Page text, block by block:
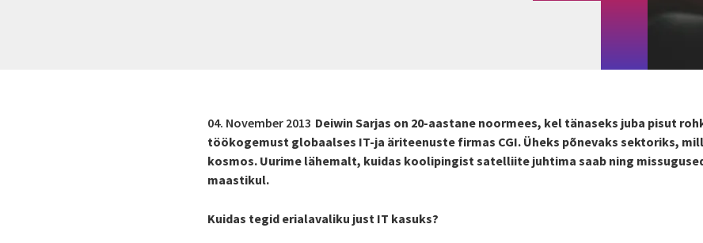
04. November 2013 Deiwin Sarjas on 20-aastane noormees, kel tänaseks juba pisut
töökogemust globaalses IT-ja äriteenuste firmas CGI. Üheks põnevaks sektoriks,
kosmos. Uurime lähemalt, kuidas koolipingist satelliite juhtima saab ning
maastikul.
Kuidas tegid erialavaliku just IT kasuks?